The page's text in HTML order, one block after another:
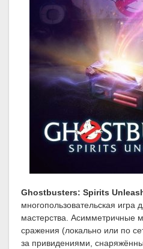
Ghostbusters: Spirits
многопользовательская игра
мастерства. Асимметричные
сражения (локально или по
за привидениями,